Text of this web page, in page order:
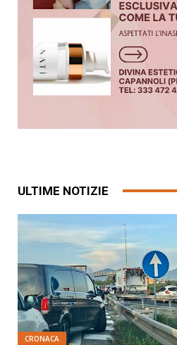
ULTIME NOTIZIE
CRONACA